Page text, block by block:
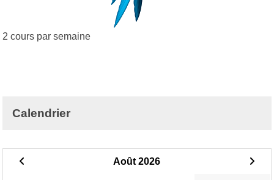
2 cours par semaine
Calendrier
Août 2026